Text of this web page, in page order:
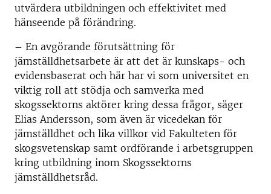
utvärdera utbildningen och effektivitet med
hänseende på förändring.
– En avgörande förutsättning för
jämställdhetsarbete är att det är kunskaps- och
evidensbaserat och här har vi som universitet en
viktig roll att stödja och samverka med
skogssektorns aktörer kring dessa frågor, säger
Elias Andersson, som även är vicedekan för
jämställdhet och lika villkor vid Fakulteten för
skogsvetenskap samt ordförande i arbetsgruppen
kring utbildning inom Skogssektorns
jämställdhetsråd.